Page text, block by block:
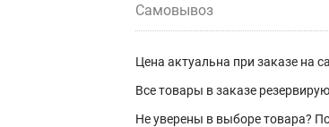
Самовывоз
Цена актуальна при заказе на
Все товары в заказе
Не уверены в выборе товара?